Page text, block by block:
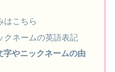
はこちら
クネームの英語表記
字やニックネームの由